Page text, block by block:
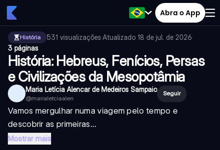
Abra o App
História 531 visualizações·Atualizado 18 de jul. de 2026·
3 páginas
História: Hebreus, Fenícios, Persas
e Civilizações da Mesopotâmia
Maria Letícia Alencar de Medeiros Sampaio
@marialetciaalen
Seguir
Vamos mergulhar numa viagem pelo tempo e
descobrir as primeiras...
Mostrar mais